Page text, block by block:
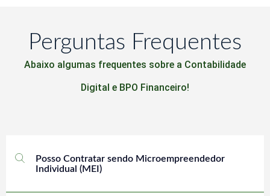
Perguntas Frequentes
Abaixo algumas frequentes sobre a Contabilidade
Digital e BPO Financeiro!
Posso Contratar sendo Microempreendedor
Individual (MEI)